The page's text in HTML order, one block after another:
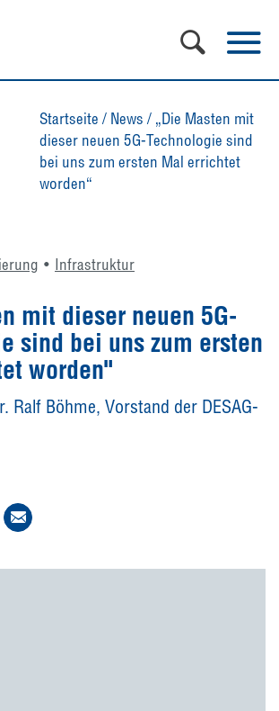
Startseite / News / „Die Masten mit
dieser neuen 5G-Technologie sind
bei uns zum ersten Mal errichtet
worden“
Infrastruktur
mit dieser neuen 5G-
sind bei uns zum ersten
worden"
Ralf Böhme, Vorstand der DESAG-